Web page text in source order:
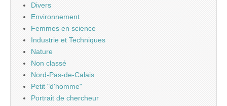
Divers
Environnement
Femmes en science
Industrie et Techniques
Nature
Non classé
Nord-Pas-de-Calais
Petit "d'homme"
Portrait de chercheur